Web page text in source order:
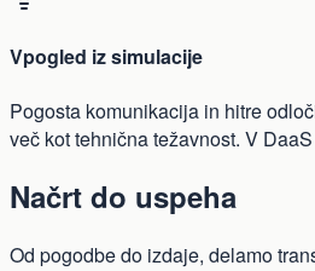
Vpogled iz simulacije
Pogosta komunikacija in hitre
več kot tehnična težavnost. V
Načrt do uspeha
Od pogodbe do izdaje, delamo